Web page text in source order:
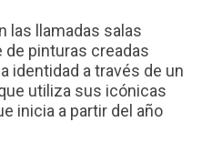
las llamadas salas
pinturas creadas
identidad a través de un
utiliza sus icónicas
inicia a partir del año